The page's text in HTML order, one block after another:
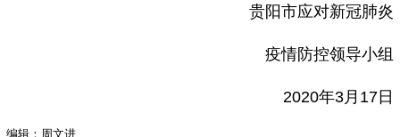
贵阳市应对新冠肺炎
疫情防控领导小组
2020年3月17日
编辑：周文进